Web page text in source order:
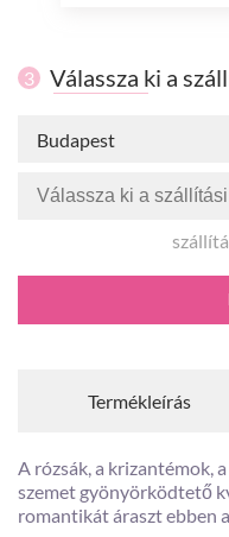
3 Válassza ki a
Budapest
Termékleírás
A rózsák, a krizantémok,
szemet gyönyörködtető
romantikát áraszt ebben